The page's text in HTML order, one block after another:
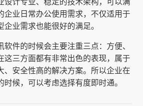
企业日常办公使用需求，不仅适用于
企业需求也能很好的满足。
软件的时候会主要注重三点：方便、
这三方面都有非常出色的表现，属于
、安全性高的解决方案。所以企业在
时候，可以考虑选择有度即时通。